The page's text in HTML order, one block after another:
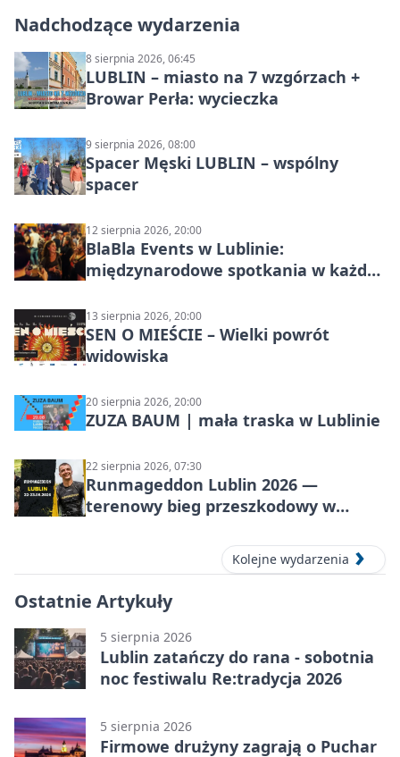
Nadchodzące wydarzenia
8 sierpnia 2026, 06:45
LUBLIN – miasto na 7 wzgórzach +
Browar Perła: wycieczka
9 sierpnia 2026, 08:00
Spacer Męski LUBLIN – wspólny
spacer
12 sierpnia 2026, 20:00
BlaBla Events w Lublinie:
międzynarodowe spotkania w każdą
13 sierpnia 2026, 20:00
SEN O MIEŚCIE – Wielki powrót
widowiska
20 sierpnia 2026, 20:00
ZUZA BAUM | mała traska w Lublinie
22 sierpnia 2026, 07:30
Runmageddon Lublin 2026 —
terenowy bieg przeszkodowy w
Kolejne wydarzenia
Ostatnie Artykuły
5 sierpnia 2026
Lublin zatańczy do rana - sobotnia
noc festiwalu Re:tradycja 2026
5 sierpnia 2026
Firmowe drużyny zagrają o Puchar